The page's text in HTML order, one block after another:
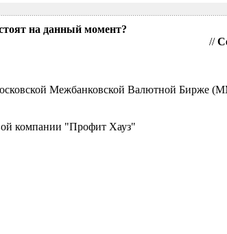
на данный момент?
//
Межбанковской Валютной Бирже
компании "Профит Хауз"